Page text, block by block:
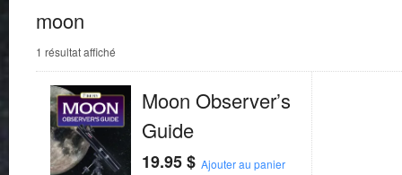
moon
1 résultat affiché
Moon Observer’s
Guide
19.95$ Ajouter au panier